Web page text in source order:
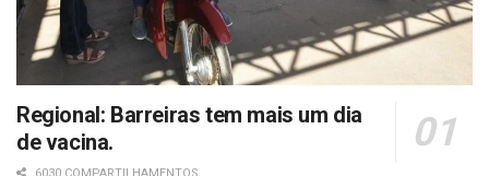
Regional: Barreiras tem mais um dia
de vacina.
6030 COMPARTILHAMENTOS